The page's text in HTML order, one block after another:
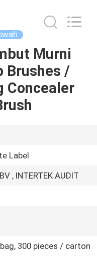
Murni
Brushes /
Concealer
Label
, INTERTEK AUDIT
300 pieces / carton